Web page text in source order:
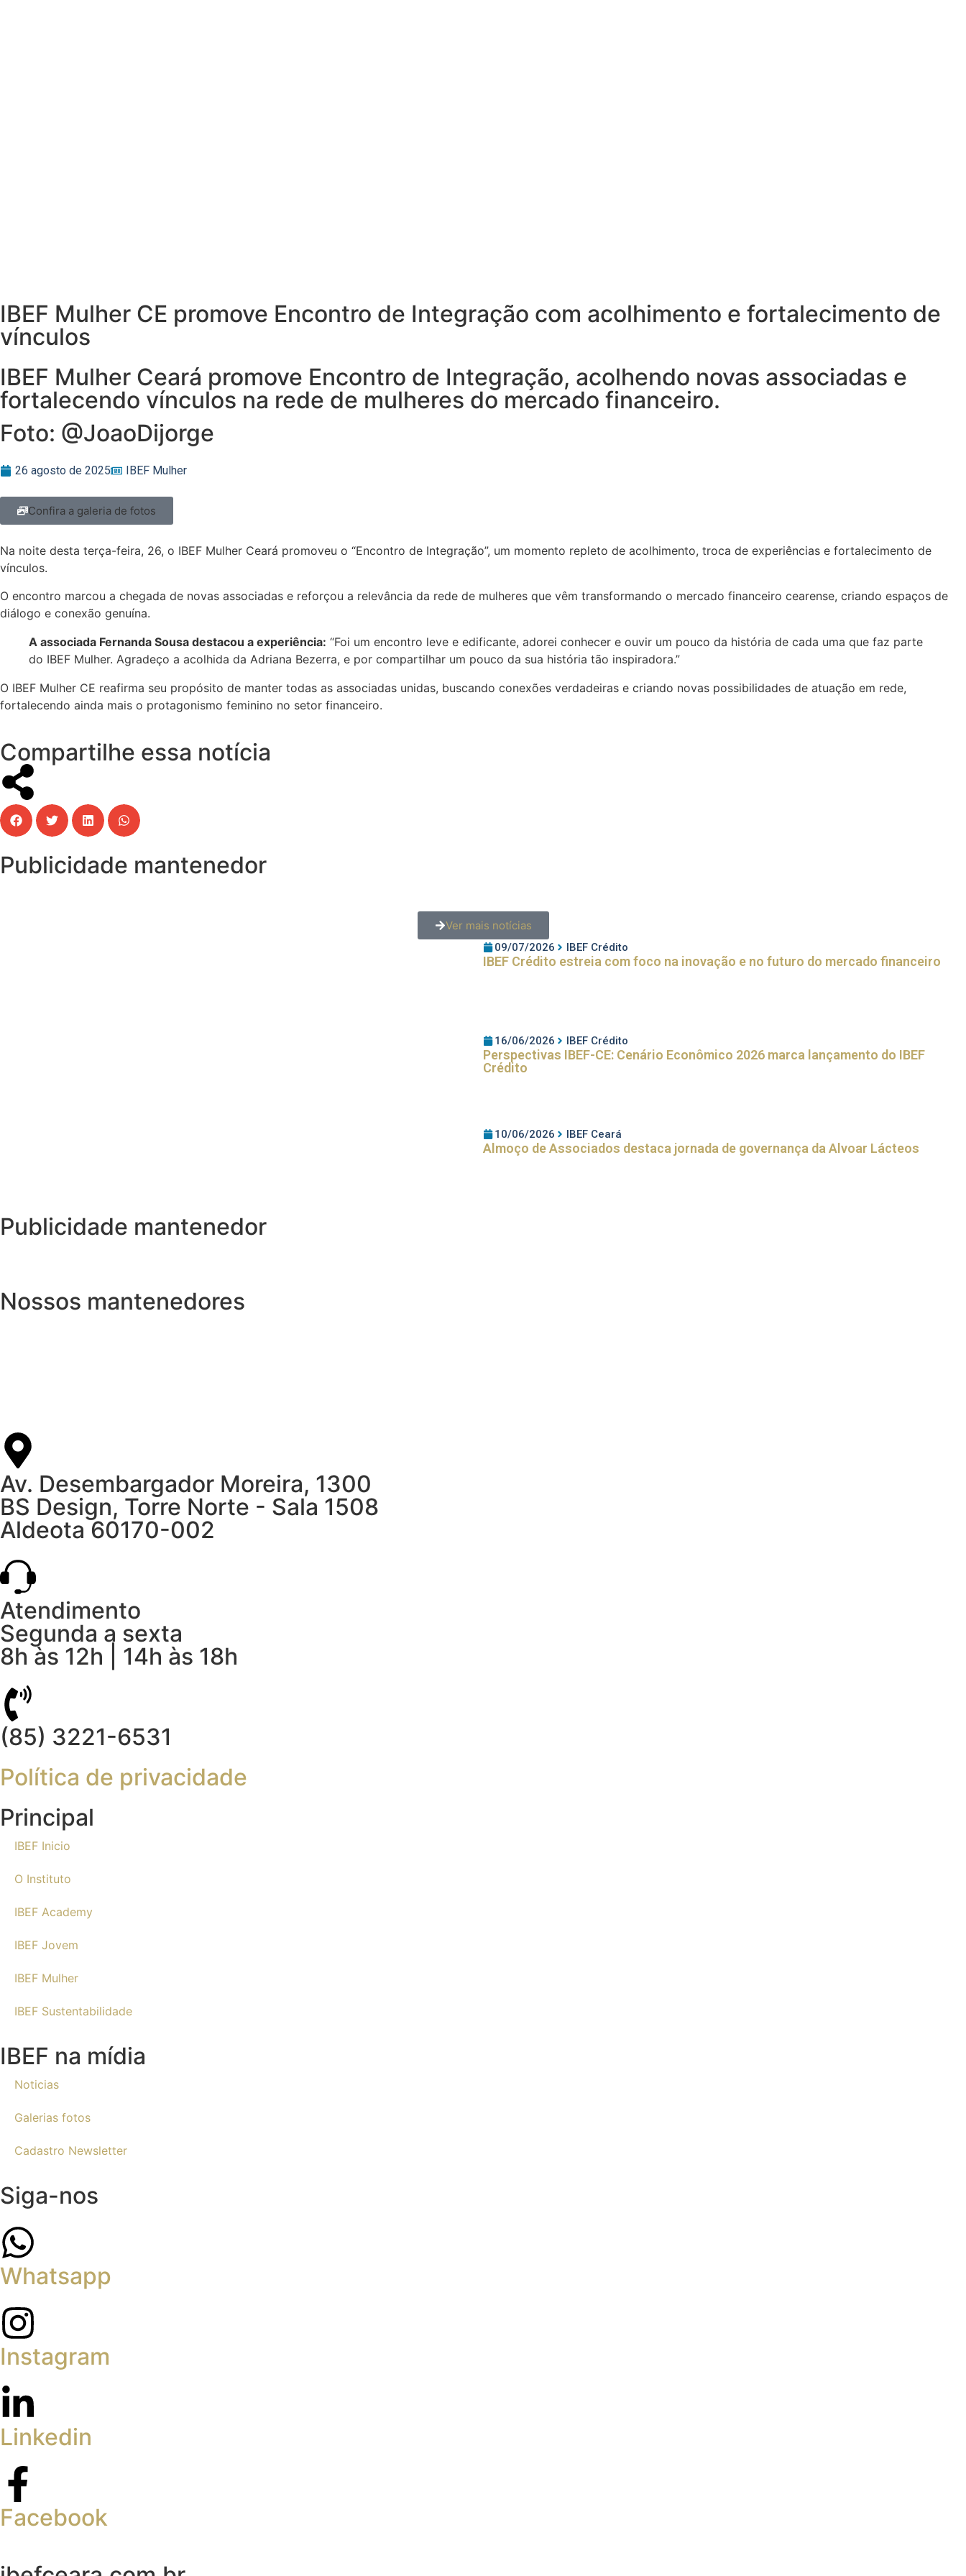
IBEF Mulher CE promove Encontro de Integração com acolhimento e fortalecimento de
vínculos
IBEF Mulher Ceará promove Encontro de Integração, acolhendo novas associadas e
fortalecendo vínculos na rede de mulheres do mercado financeiro.
Foto: @JoaoDijorge
26 agosto de 2025 IBEF Mulher
Confira a galeria de fotos
Na noite desta terça-feira, 26, o IBEF Mulher Ceará promoveu o “Encontro de Integração”, um momento repleto de acolhimento, troca de experiências e fortalecimento de
vínculos.
O encontro marcou a chegada de novas associadas e reforçou a relevância da rede de mulheres que vêm transformando o mercado financeiro cearense, criando espaços de
diálogo e conexão genuína.
A associada Fernanda Sousa destacou a experiência: “Foi um encontro leve e edificante, adorei conhecer e ouvir um pouco da história de cada uma que faz parte
do IBEF Mulher. Agradeço a acolhida da Adriana Bezerra, e por compartilhar um pouco da sua história tão inspiradora.”
O IBEF Mulher CE reafirma seu propósito de manter todas as associadas unidas, buscando conexões verdadeiras e criando novas possibilidades de atuação em rede,
fortalecendo ainda mais o protagonismo feminino no setor financeiro.
Compartilhe essa notícia
Publicidade mantenedor
Ver mais notícias
09/07/2026 IBEF Crédito
IBEF Crédito estreia com foco na inovação e no futuro do mercado financeiro
16/06/2026 IBEF Crédito
Perspectivas IBEF-CE: Cenário Econômico 2026 marca lançamento do IBEF
Crédito
10/06/2026 IBEF Ceará
Almoço de Associados destaca jornada de governança da Alvoar Lácteos
Publicidade mantenedor
Nossos mantenedores
Av. Desembargador Moreira, 1300
BS Design, Torre Norte - Sala 1508
Aldeota 60170-002
Atendimento
Segunda a sexta
8h às 12h | 14h às 18h
(85) 3221-6531
Política de privacidade
Principal
IBEF Inicio
O Instituto
IBEF Academy
IBEF Jovem
IBEF Mulher
IBEF Sustentabilidade
IBEF na mídia
Noticias
Galerias fotos
Cadastro Newsletter
Siga-nos
Whatsapp
Instagram
Linkedin
Facebook